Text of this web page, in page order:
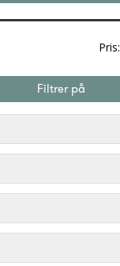
Pris:
Filtrer på